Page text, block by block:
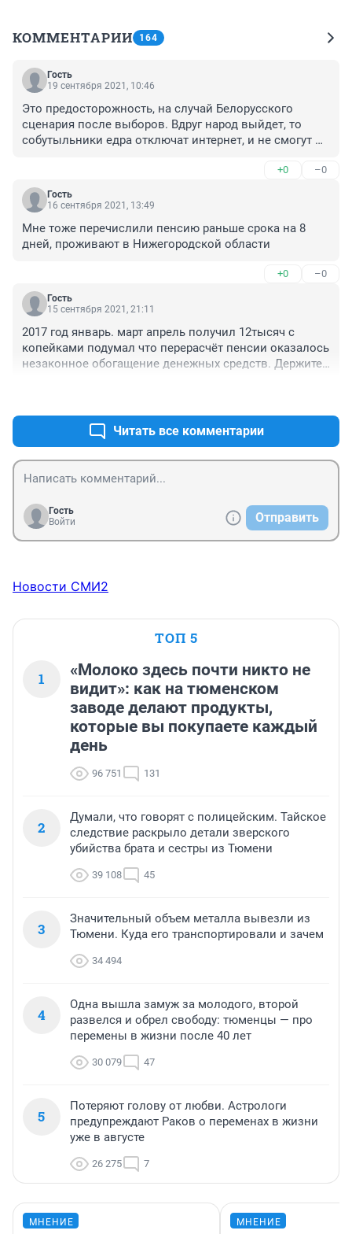
КОММЕНТАРИИ 164
Гость
19 сентября 2021, 10:46
Это предосторожность, на случай Белорусского
сценария после выборов. Вдруг народ выйдет, то
собутыльники едра отключат интернет, и не смогут
пенсионеров к протестующим, поэтому и кинули
раньше. Сам спрятался в бункер.
+0 –0
Гость
16 сентября 2021, 13:49
Мне тоже перечислили пенсию раньше срока на 8
дней, проживают в Нижегородской области
+0 –0
Гость
15 сентября 2021, 21:11
2017 год январь. март апрель получил 12тысяч с
копейками подумал что перерасчёт пенсии оказалось
незаконное обогащение денежных средств. Держите
Читать все комментарии
Гость
Войти
Отправить
Новости СМИ2
ТОП 5
1
«Молоко здесь почти никто не
видит»: как на тюменском
заводе делают продукты,
которые вы покупаете каждый
день
96 751 131
2
Думали, что говорят с полицейским. Тайское
следствие раскрыло детали зверского
убийства брата и сестры из Тюмени
39 108 45
3
Значительный объем металла вывезли из
Тюмени. Куда его транспортировали и зачем
34 494
4
Одна вышла замуж за молодого, второй
развелся и обрел свободу: тюменцы — про
перемены в жизни после 40 лет
30 079 47
5
Потеряют голову от любви. Астрологи
предупреждают Раков о переменах в жизни
уже в августе
26 275 7
МНЕНИЕ МНЕНИЕ